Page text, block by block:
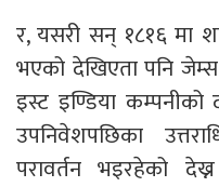
र, यसरी सन् १८१६ मा
भएको देखिएता पनि
इस्ट इण्डिया कम्पनीको
उपनिवेशपछिका
परावर्तन भइरहेको